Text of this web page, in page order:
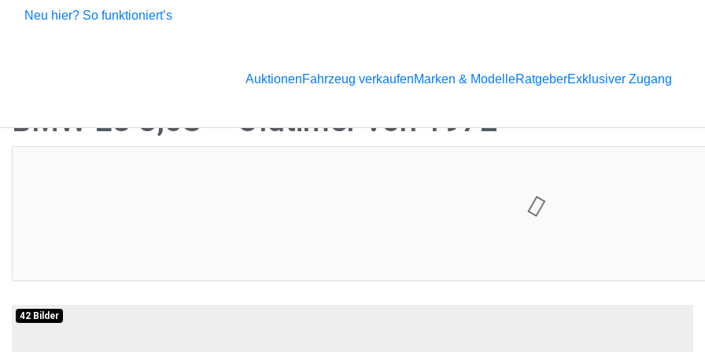
BMW E3 3,0S – Oldtimer von 1972
Verpassen Sie keinen Auktionsstart mehr und melden Sie sich für unseren Newsletter an. So bleiben Sie immer auf dem
42 Bilder
Neu hier? So funktioniert’s
AuktionenFahrzeug verkaufenMarken & ModelleRatgeberExklusiver Zugang